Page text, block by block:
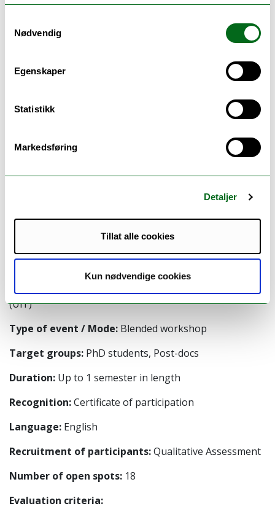
Nødvendig
Egenskaper
Statistikk
Markedsføring
Detaljer
Tillat alle cookies
Kun nødvendige cookies
Utvalgte kandidater vil bli varslet etter vurdering.
www.eugloh.eu
15 Dec 2025 - 1 May 2026
Location:
Host university:
UiT – The Arctic University of Norway
(UiT)
Type of event / Mode: Blended workshop
Target groups: PhD students, Post-docs
Duration: Up to 1 semester in length
Recognition:Certificate of participation
Language: English
Recruitment of participants:Qualitative Assessment
Number of open spots: 18
Evaluation criteria: